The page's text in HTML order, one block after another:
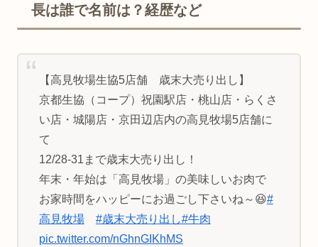
長は誰で名前は？経歴など
【高見牧場生協5店舗 歳末大売り出し】
京都生協（コープ）祝園駅店・桃山店・らくさ
い店・城陽店・京田辺店内の高見牧場5店舗に
て
12/28-31まで歳末大売り出し！
年末・年始は「高見牧場」の美味しいお肉で
お家時間をハッピーにお過ごし下さいね～😆#
高見牧場
#歳末大売り出し#牛肉
pic.twitter.com/nGhnGIKhMS